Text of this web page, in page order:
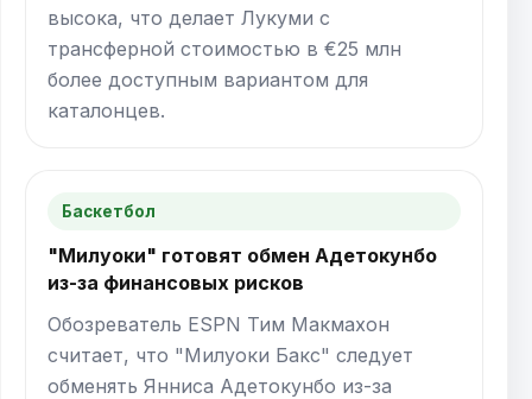
высока, что делает Лукуми с
трансферной стоимостью в €25 млн
более доступным вариантом для
каталонцев.
Баскетбол
"Милуоки" готовят обмен Адетокунбо
из-за финансовых рисков
Обозреватель ESPN Тим Макмахон
считает, что "Милуоки Бакс" следует
обменять Янниса Адетокунбо из-за